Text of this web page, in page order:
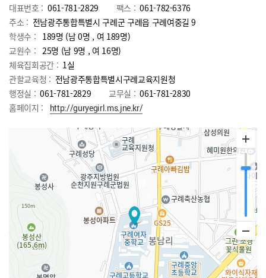
대표번호 : 061-781-2829 팩스 : 061-782-6376
주소 : 전남광주통합특별시 구례군 구례읍 구례여중길 9
학생수 : 189명 (남 0명 , 여 189명)
교원수 : 25명 (남 9명 , 여 16명)
체육집회공간 : 1실
관할교육청 : 전남광주통합특별시구례교육지원청
행정실 : 061-781-2829 교무실 : 061-781-2830
홈페이지 :
http://guryegirl.ms.jne.kr/